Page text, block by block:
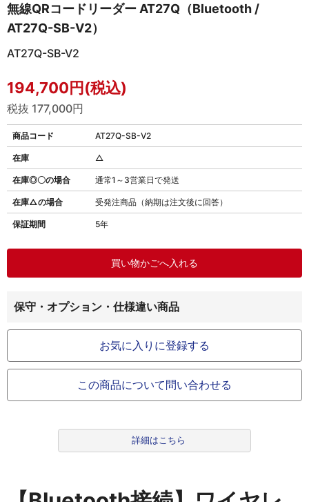
無線QRコードリーダー AT27Q（Bluetooth /
AT27Q-SB-V2）
AT27Q-SB-V2
194,700円(税込)
税抜 177,000円
商品コード AT27Q-SB-V2
在庫◎〇の場合 通常1～3営業日で発送
在庫△の場合 受発注商品（納期は注文後に回答）
保証期間 5年
在庫 △
保守・オプション・仕様違い商品
お気に入りに登録する
この商品について問い合わせる
詳細はこちら